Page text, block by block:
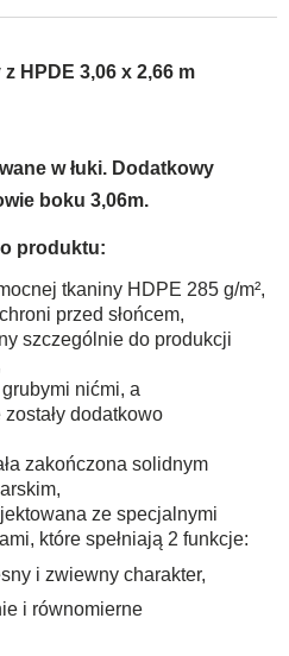
HPDE 3,06 x 2,66 m
w łuki. Dodatkowy
boku 3,06m.
produktu:
tkaniny HDPE 285 g/m²,
przed słońcem,
szczególnie do produkcji
nićmi, a
dodatkowo
zakończona solidnym
ze specjalnymi
które spełniają 2 funkcje:
i zwiewny charakter,
i równomierne